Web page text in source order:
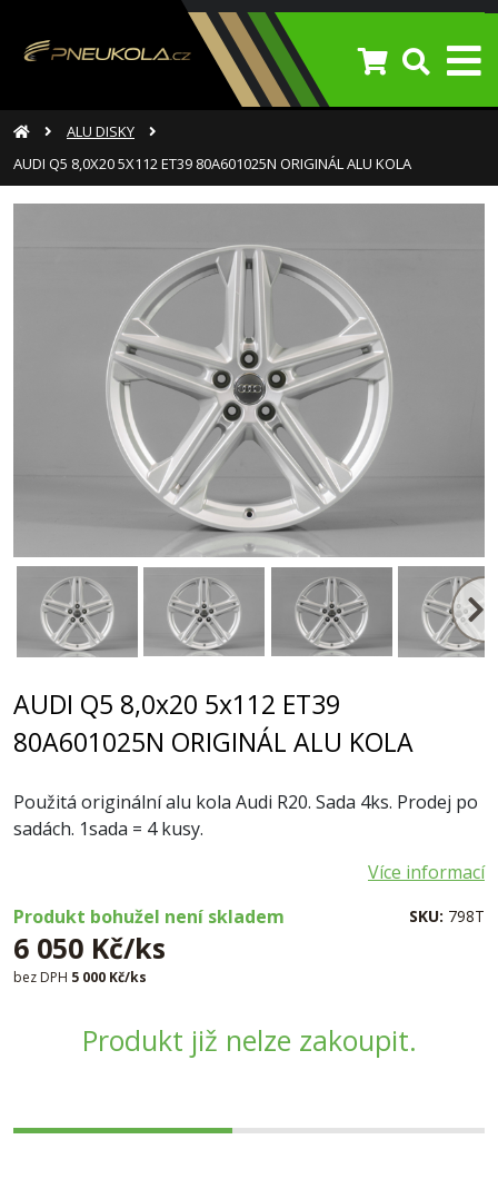
ALU DISKY
AUDI Q5 8,0X20 5X112 ET39 80A601025N ORIGINÁL ALU KOLA
AUDI Q5 8,0x20 5x112 ET39
80A601025N ORIGINÁL ALU KOLA
Použitá originální alu kola Audi R20. Sada 4ks. Prodej po
sadách. 1sada = 4 kusy.
Více informací
Produkt bohužel není skladem
SKU: 798T
6 050 Kč/ks
bez DPH 5 000 Kč/ks
Produkt již nelze zakoupit.